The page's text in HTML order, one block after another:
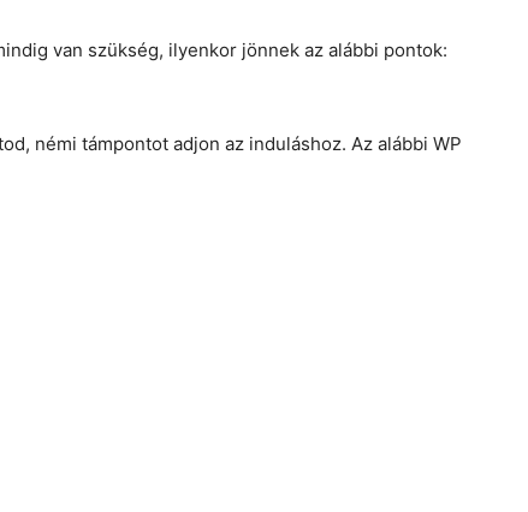
van szükség, ilyenkor jönnek az alábbi pontok:
némi támpontot adjon az induláshoz. Az alábbi WP